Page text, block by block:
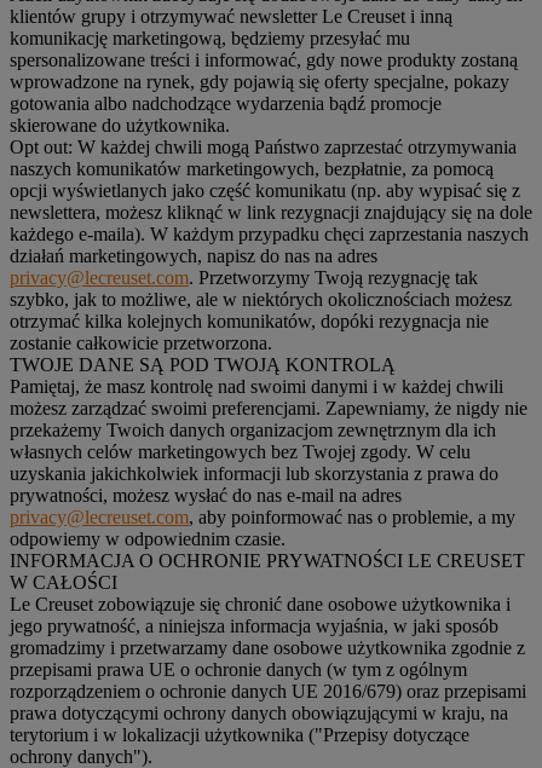
klientów grupy i otrzymywać newsletter Le Creuset i inną
komunikację marketingową, będziemy przesyłać mu
spersonalizowane treści i informować, gdy nowe produkty zostaną
wprowadzone na rynek, gdy pojawią się oferty specjalne, pokazy
gotowania albo nadchodzące wydarzenia bądź promocje
skierowane do użytkownika.
Opt out: W każdej chwili mogą Państwo zaprzestać otrzymywania
naszych komunikatów marketingowych, bezpłatnie, za pomocą
opcji wyświetlanych jako część komunikatu (np. aby wypisać się z
newslettera, możesz kliknąć w link rezygnacji znajdujący się na dole
każdego e-maila). W każdym przypadku chęci zaprzestania naszych
działań marketingowych, napisz do nas na adres
privacy@lecreuset.com. Przetworzymy Twoją rezygnację tak
szybko, jak to możliwe, ale w niektórych okolicznościach możesz
otrzymać kilka kolejnych komunikatów, dopóki rezygnacja nie
zostanie całkowicie przetworzona.
TWOJE DANE SĄ POD TWOJĄ KONTROLĄ
Pamiętaj, że masz kontrolę nad swoimi danymi i w każdej chwili
możesz zarządzać swoimi preferencjami. Zapewniamy, że nigdy nie
przekażemy Twoich danych organizacjom zewnętrznym dla ich
własnych celów marketingowych bez Twojej zgody. W celu
uzyskania jakichkolwiek informacji lub skorzystania z prawa do
prywatności, możesz wysłać do nas e-mail na adres
privacy@lecreuset.com, aby poinformować nas o problemie, a my
odpowiemy w odpowiednim czasie.
INFORMACJA O OCHRONIE PRYWATNOŚCI LE CREUSET
W CAŁOŚCI
Le Creuset zobowiązuje się chronić dane osobowe użytkownika i
jego prywatność, a niniejsza informacja wyjaśnia, w jaki sposób
gromadzimy i przetwarzamy dane osobowe użytkownika zgodnie z
przepisami prawa UE o ochronie danych (w tym z ogólnym
rozporządzeniem o ochronie danych UE 2016/679) oraz przepisami
prawa dotyczącymi ochrony danych obowiązującymi w kraju, na
terytorium i w lokalizacji użytkownika ("Przepisy dotyczące
ochrony danych").